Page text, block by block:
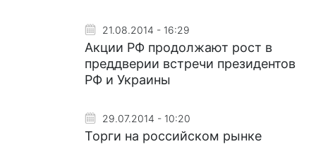
21.08.2014 - 16:29
Акции РФ продолжают рост в
преддверии встречи президентов
РФ и Украины
29.07.2014 - 10:20
Торги на российском рынке